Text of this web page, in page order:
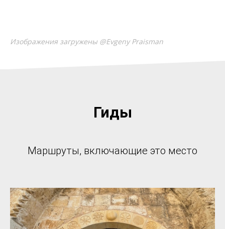
Изображения загружены @Evgeny Praisman
Гиды
Маршруты, включающие это место